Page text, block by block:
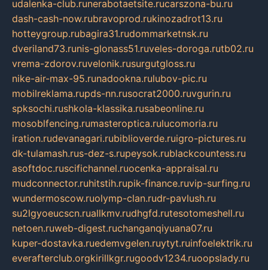
udalenka-club.runerabotaetsite.rucarszona-bu.ru
dash-cash-now.rubravoprod.rukinozadrot13.ru
hotteygroup.rubagira31.rudommarketnsk.ru
dveriland73.runis-glonass51.ruveles-doroga.rutb02.ru
vrema-zdorov.ruvelonik.rusurgutgloss.ru
nike-air-max-95.runadookna.rulubov-pic.ru
mobilreklama.rupds-nn.rusocrat2000.ruvgurin.ru
spksochi.rushkola-klassika.rusabeonline.ru
mosoblfencing.rumasteroptica.rulucomoria.ru
iration.rudevanagari.rubiblioverde.ruigro-pictures.ru
dk-tulamash.rus-dez-s.rupeysok.rublackcountess.ru
asoftdoc.ruscifichannel.ruocenka-appraisal.ru
mudconnector.ruhitstih.rupik-finance.ruvip-surfing.ru
wundermoscow.ruolymp-clan.rudr-pavlush.ru
su2lgyoeucscn.ruallkmv.rudhgfd.rutesotomeshell.ru
netoen.ruweb-digest.ruchanganqiyuana07.ru
kuper-dostavka.ruedemvgelen.ruytyt.ruinfoelektrik.ru
everafterclub.orgkirillkgr.rugoodv1234.ruoopslady.ru